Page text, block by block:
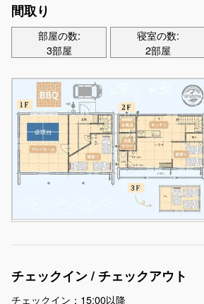
間取り
部屋の数:
3部屋
寝室の数:
2部屋
チェックイン / チェックアウト
チェックイン：15:00以降